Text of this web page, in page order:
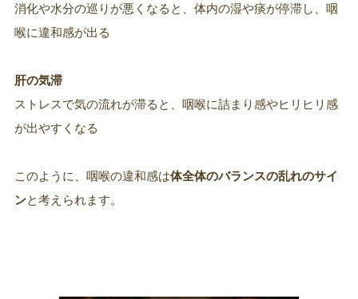
消化や水分の巡りが悪くなると、体内の湿や痰が停滞し、咽
喉に違和感が出る
肝の気滞
ストレスで気の流れが滞ると、咽喉に詰まり感やヒリヒリ感
が出やすくなる
このように、咽喉の違和感は体全体のバランスの乱れのサイ
ンと考えられます。